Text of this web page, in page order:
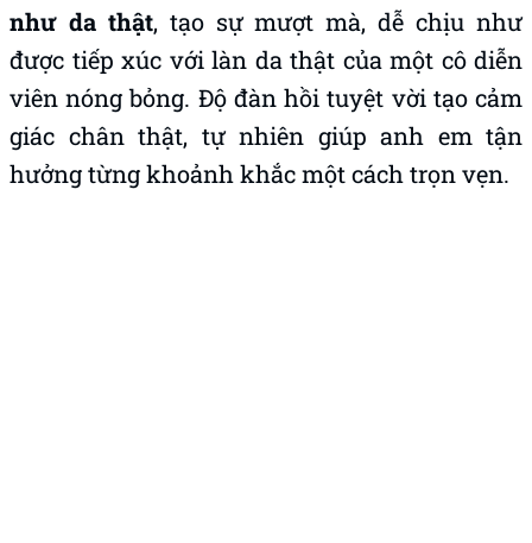
như da thật, tạo sự mượt mà, dễ chịu như
được tiếp xúc với làn da thật của một cô diễn
viên nóng bỏng. Độ đàn hồi tuyệt vời tạo cảm
giác chân thật, tự nhiên giúp anh em tận
hưởng từng khoảnh khắc một cách trọn vẹn.